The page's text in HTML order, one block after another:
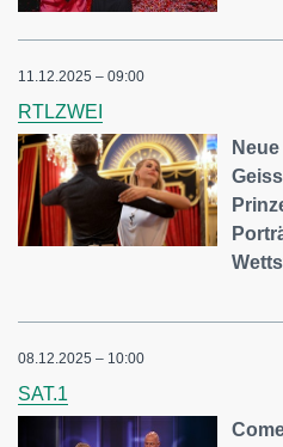
11.12.2025 – 09:00
RTLZWEI
08.12.2025 – 10:00
SAT.1